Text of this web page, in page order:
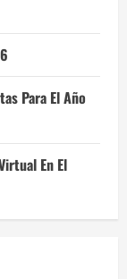
Para El Año
En El